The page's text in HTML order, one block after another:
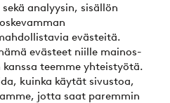
analyysin, sisällön
evästeitä.
evästeet niille mainos-
teemme yhteistyötä.
kuinka käytät sivustoa,
jotta saat paremmin
– maksa nyt tai erissä
?